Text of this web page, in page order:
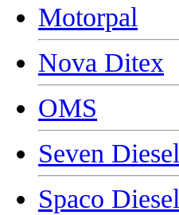
Motorpal
Nova Ditex
OMS
Seven Diesel
Spaco Diesel